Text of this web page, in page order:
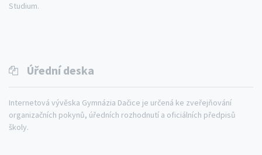
Studium.
Úřední deska
Internetová vývěska Gymnázia Dačice je určená ke zveřejňování
organizačních pokynů, úředních rozhodnutí a oficiálních předpisů
školy.